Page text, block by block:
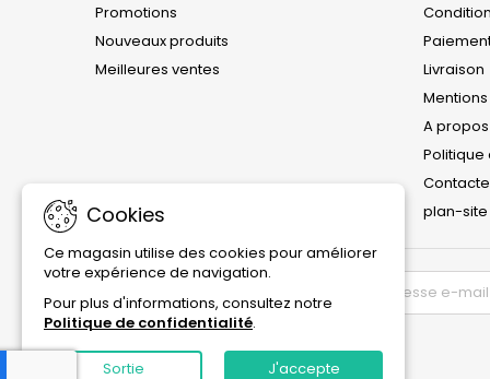
Promotions
Nouveaux produits
Meilleures ventes
Livraison
A propos
plan-site
Cookies
Ce magasin utilise des cookies pour améliorer
votre expérience de navigation.
Pour plus d'informations, consultez notre
Politique de confidentialité.
Sortie J'accepte
LETTRE D'INFORMATIONS